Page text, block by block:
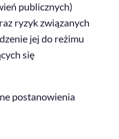
publicznych)
ryzyk związanych
jej do reżimu
się
postanowienia